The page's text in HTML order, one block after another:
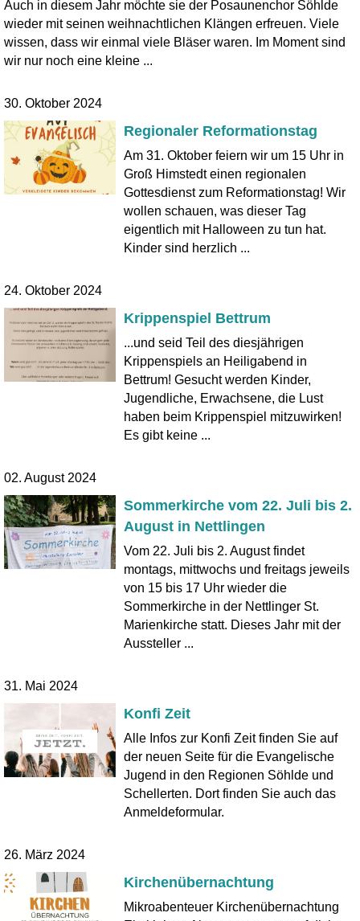
Auch in diesem Jahr möchte sie der Posaunenchor Söhlde
wieder mit seinen weihnachtlichen Klängen erfreuen. Viele
wissen, dass wir einmal viele Bläser waren. Im Moment sind
wir nur noch eine kleine ...
30. Oktober 2024
Regionaler Reformationstag
Am 31. Oktober feiern wir um 15 Uhr in
Groß Himstedt einen regionalen
Gottesdienst zum Reformationstag! Wir
wollen schauen, was dieser Tag
eigentlich mit Halloween zu tun hat.
Kinder sind herzlich ...
24. Oktober 2024
Krippenspiel Bettrum
...und seid Teil des diesjährigen
Krippenspiels an Heiligabend in
Bettrum! Gesucht werden Kinder,
Jugendliche, Erwachsene, die Lust
haben beim Krippenspiel mitzuwirken!
Es gibt keine ...
02. August 2024
Sommerkirche vom 22. Juli bis 2.
August in Nettlingen
Vom 22. Juli bis 2. August findet
montags, mittwochs und freitags jeweils
von 15 bis 17 Uhr wieder die
Sommerkirche in der Nettlinger St.
Marienkirche statt. Dieses Jahr mit der
Aussteller ...
31. Mai 2024
Konfi Zeit
Alle Infos zur Konfi Zeit finden Sie auf
der neuen Seite für die Evangelische
Jugend in den Regionen Söhlde und
Schellerten. Dort finden Sie auch das
Anmeldeformular.
26. März 2024
Kirchenübernachtung
Mikroabenteuer Kirchenübernachtung